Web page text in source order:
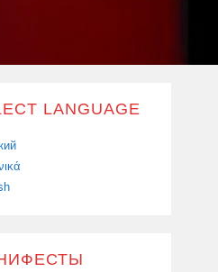
LANGUAGE